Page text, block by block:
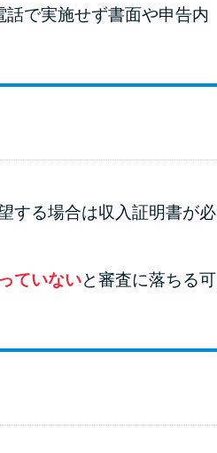
で実施せず書面や申告内
する場合は収入証明書が必
ていないと審査に落ちる可